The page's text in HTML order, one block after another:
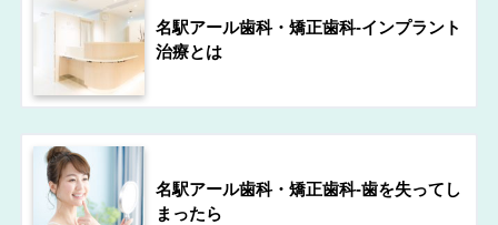
名駅アール歯科・矯正歯科-インプラント
治療とは
名駅アール歯科・矯正歯科-歯を失ってし
まったら